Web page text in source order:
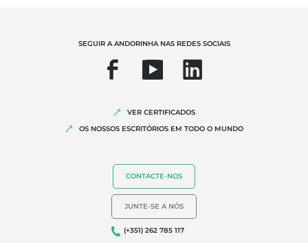
Biodiversidade e alterações climáticas
Declarações ambientais
SEGUIR A ANDORINHA NAS REDES SOCIAIS
VER CERTIFICADOS
OS NOSSOS ESCRITÓRIOS EM TODO O MUNDO
CONTACTE-NOS
JUNTE-SE A NÓS
(+351) 262 785 117